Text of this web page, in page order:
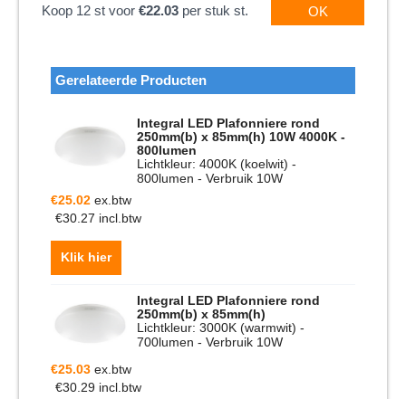
Koop 12 st voor €22.03 per stuk st. OK
Gerelateerde Producten
Integral LED Plafonniere rond
250mm(b) x 85mm(h) 10W 4000K -
800lumen
Lichtkleur: 4000K (koelwit) -
800lumen - Verbruik 10W
€25.02 ex.btw
€30.27 incl.btw
Klik hier
Integral LED Plafonniere rond
250mm(b) x 85mm(h)
Lichtkleur: 3000K (warmwit) -
700lumen - Verbruik 10W
€25.03 ex.btw
€30.29 incl.btw